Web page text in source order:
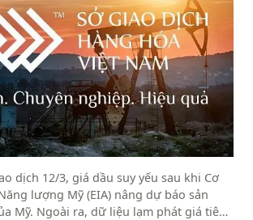
dịch 12/3, giá dầu suy yếu sau khi Cơ
lượng Mỹ (EIA) nâng dự báo sản
Mỹ. Ngoài ra, dữ liệu lạm phát giá tiêu